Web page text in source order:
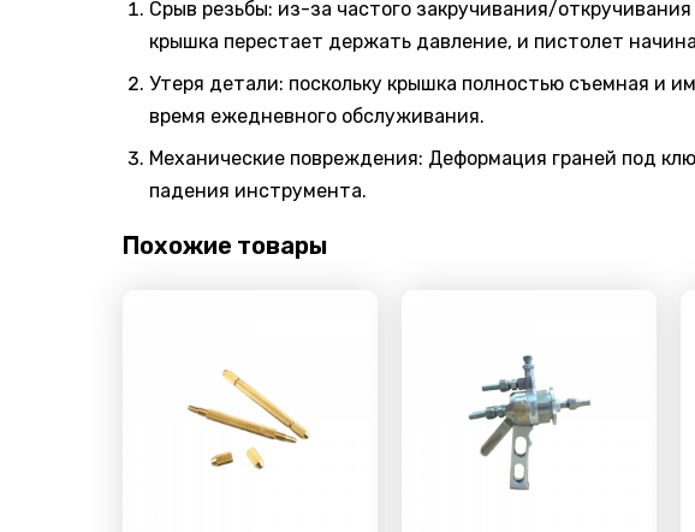
Срыв резьбы: из-за частого закручивания/
крышка перестает держать давление, и пистолет
Утеря детали: поскольку крышка полностью съемная и
время ежедневного обслуживания.
Механические повреждения: Деформация граней под
падения инструмента.
Похожие товары